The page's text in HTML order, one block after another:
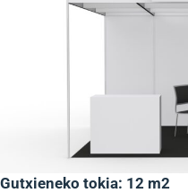
Gutxieneko tokia: 12 m2